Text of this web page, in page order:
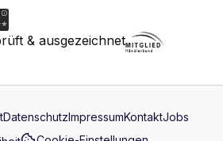
DatenschutzImpressumKontaktJobs